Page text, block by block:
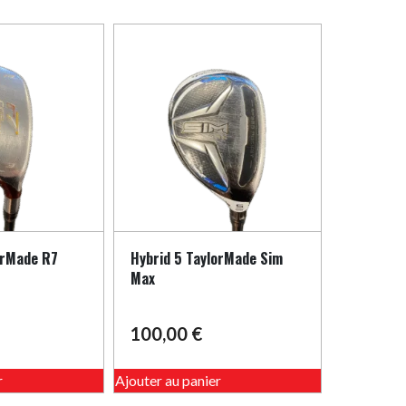
R7
Hybrid 5 TaylorMade Sim
Max
100,00 €
Ajouter au panier